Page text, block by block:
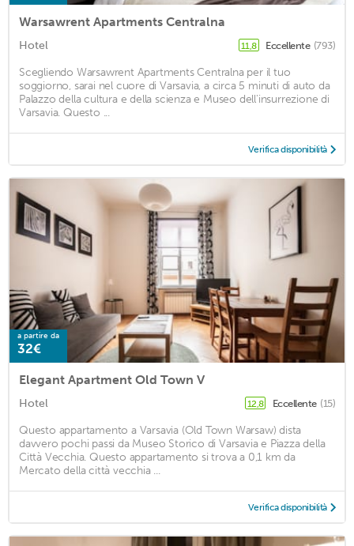
Warsawrent Apartments Centralna
Hotel 11,8 Eccellente (793)
Scegliendo Warsawrent Apartments Centralna per il tuo
soggiorno, sarai nel cuore di Varsavia, a circa 5 minuti di auto da
Palazzo della cultura e della scienza e Museo dell'insurrezione di
Varsavia. Questo ...
Verifica disponibilità
a partire da
32€
Elegant Apartment Old Town V
Hotel 12,8 Eccellente (15)
Questo appartamento a Varsavia (Old Town Warsaw) dista
davvero pochi passi da Museo Storico di Varsavia e Piazza della
Città Vecchia. Questo appartamento si trova a 0,1 km da
Mercato della città vecchia ...
Verifica disponibilità